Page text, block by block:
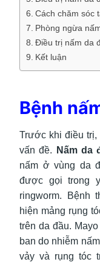
Cách chăm sóc
Phòng ngừa
Điều trị nấm da
Kết luận
Bệnh
Trước khi điều
vấn đề.
Nấm da
nấm ở vùng da
được gọi trong
ringworm. Bệnh
hiện mảng rụng
trên da đầu.
ban do nhiễm
vảy và rụng tóc